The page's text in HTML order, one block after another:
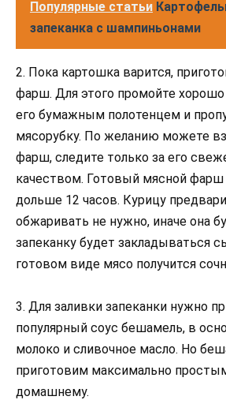
Популярные статьи
запеканка с шампиньонами
2. Пока картошка варится,
фарш. Для этого промойте
его бумажным полотенцем и
мясорубку. По желанию можете
фарш, следите только за его
качеством. Готовый мясной фарш
дольше 12 часов. Курицу
обжаривать не нужно, иначе она
запеканку будет закладываться
готовом виде мясо получится
3. Для заливки запеканки нужно
популярный соус бешамель, в
молоко и сливочное масло. Но
приготовим максимально
домашнему.